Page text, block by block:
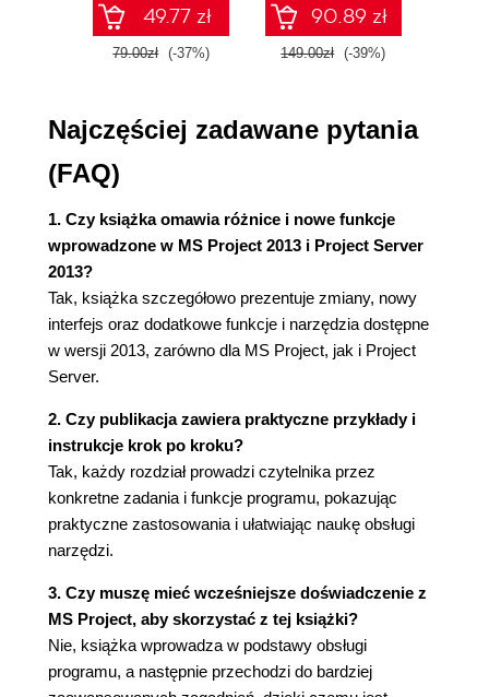
programu SharePoint (54)
Definiowanie właściwości projektu (56)
Definiowanie projektu (57)
Ochrona projektu hasłem (65)
Otwieranie zapisanego projektu (68)
Wyłączanie ochrony hasłem (69)
Wyszukiwanie plików (70)
Usuwanie poufnych informacji z pliku (70)
Rozdział 3. Ustalanie czasu pracy i dni wolnych -
kalendarze (73)
Informacje ogólne o kalendarzach (73)
Standardowe kalendarze dostępne z Microsoft
Dostosowywanie godzin pracy w projekcie (77)
Tworzenie i modyfikowanie kalendarza (83)
Definiowanie świąt, dni wolnych od pracy i dni
z niestandardowym czasem pracy (84)
Definiowanie tygodnia roboczego (85)
Kalendarz projektu (88)
Kalendarz zasobu (89)
Kalendarz zadania (89)
Opcje kalendarza (90)
Zależność pomiędzy opcjami kalendarza a
godzinami pracy zawartymi w kalendarzu (92)
49.77 zł
79.00zł (-37%)
90.89 zł
149.00zł (-39%)
Najczęściej zadawane pytania
(FAQ)
1. Czy książka omawia różnice i nowe funkcje
wprowadzone w MS Project 2013 i Project Server
2013?
Tak, książka szczegółowo prezentuje zmiany, nowy
interfejs oraz dodatkowe funkcje i narzędzia dostępne
w wersji 2013, zarówno dla MS Project, jak i Project
Server.
2. Czy publikacja zawiera praktyczne przykłady i
instrukcje krok po kroku?
Tak, każdy rozdział prowadzi czytelnika przez
konkretne zadania i funkcje programu, pokazując
praktyczne zastosowania i ułatwiając naukę obsługi
narzędzi.
3. Czy muszę mieć wcześniejsze doświadczenie z
MS Project, aby skorzystać z tej książki?
Nie, książka wprowadza w podstawy obsługi
programu, a następnie przechodzi do bardziej